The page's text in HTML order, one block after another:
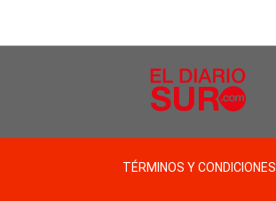
TÉRMINOS Y CONDICIONES